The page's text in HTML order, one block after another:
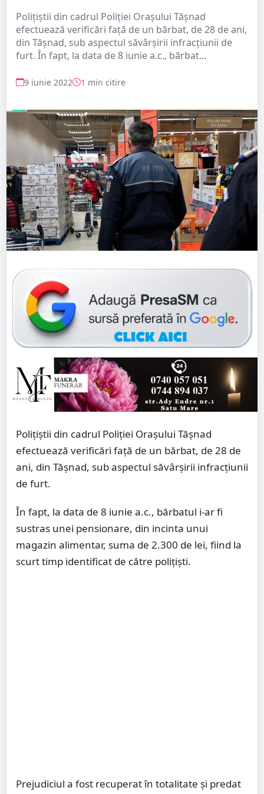
Polițiștii din cadrul Poliției Orașului Tășnad
efectuează verificări față de un bărbat, de 28 de ani,
din Tășnad, sub aspectul săvârșirii infracțiunii de
furt. În fapt, la data de 8 iunie a.c., bărbat...
9 iunie 2022 1 min citire
Polițiștii din cadrul Poliției Orașului Tășnad
efectuează verificări față de un bărbat, de 28 de
ani, din Tășnad, sub aspectul săvârșirii infracțiunii
de furt.
În fapt, la data de 8 iunie a.c., bărbatul i-ar fi
sustras unei pensionare, din incinta unui
magazin alimentar, suma de 2.300 de lei, fiind la
scurt timp identificat de către polițiști.
Prejudiciul a fost recuperat în totalitate și predat